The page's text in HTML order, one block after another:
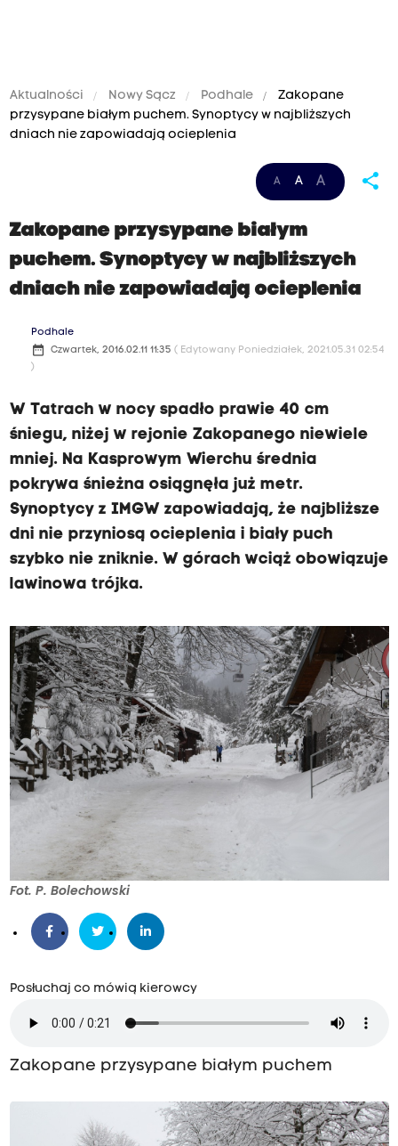
Aktualności Nowy Sącz Podhale
Zakopane
przysypane białym puchem. Synoptycy w najbliższych
dniach nie zapowiadają ocieplenia
A A A share
Zakopane przysypane białym
puchem. Synoptycy w najbliższych
dniach nie zapowiadają ocieplenia
Podhale
date_range Czwartek, 2016.02.11 11:35 ( Edytowany Poniedziałek, 2021.05.31 02:54
)
W Tatrach w nocy spadło prawie 40 cm
śniegu, niżej w rejonie Zakopanego niewiele
mniej. Na Kasprowym Wierchu średnia
pokrywa śnieżna osiągnęła już metr.
Synoptycy z IMGW zapowiadają, że najbliższe
dni nie przyniosą ocieplenia i biały puch
szybko nie zniknie. W górach wciąż obowiązuje
lawinowa trójka.
Fot. P. Bolechowski
Posłuchaj co mówią kierowcy
Zakopane przysypane białym puchem